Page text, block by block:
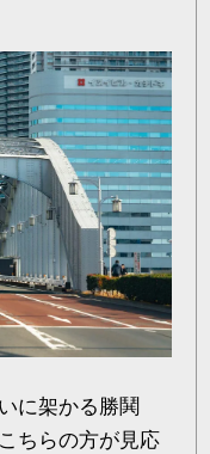
に架かる勝鬨
ちらの方が見応